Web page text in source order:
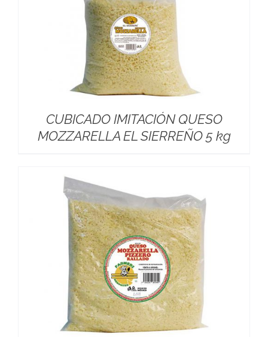
CUBICADO IMITACIÓN QUESO
MOZZARELLA EL SIERREÑO 5 kg